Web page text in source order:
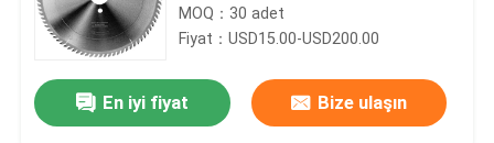
MOQ：30 adet
Fiyat：USD15.00-USD200.00
En iyi fiyat Bize ulaşın